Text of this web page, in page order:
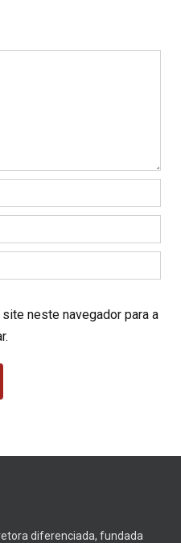
neste navegador para a
diferenciada, fundada